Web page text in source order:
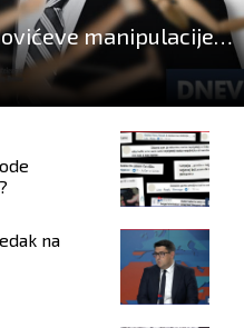
manipulacije
na